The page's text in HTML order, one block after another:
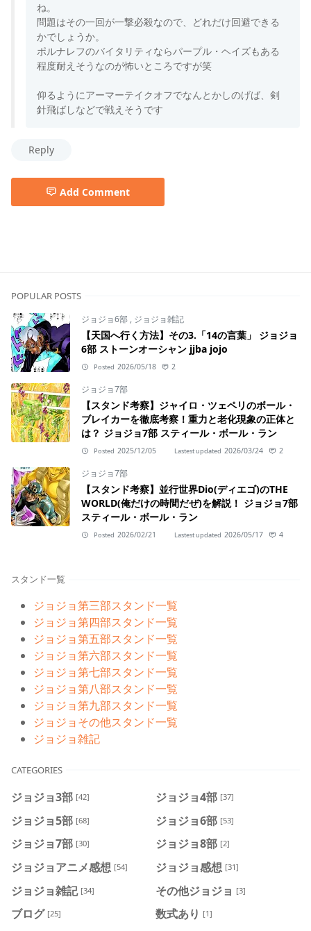
ね。
問題はその一回が一撃必殺なので、どれだけ回避できる
かでしょうか。
ポルナレフのバイタリティならパープル・ヘイズもある
程度耐えそうなのが怖いところですが笑
仰るようにアーマーテイクオフでなんとかしのげば、剣
針飛ばしなどで戦えそうです
Reply
Add Comment
POPULAR POSTS
ジョジョ6部 , ジョジョ雑記
【天国へ行く方法】その3.「14の言葉」 ジョジョ
6部 ストーンオーシャン jjba jojo
Posted 2026/05/18 2
ジョジョ7部
【スタンド考察】ジャイロ・ツェペリのボール・
ブレイカーを徹底考察！重力と老化現象の正体と
は？ ジョジョ7部 スティール・ボール・ラン
Posted 2025/12/05 Lastest updated 2026/03/24 2
ジョジョ7部
【スタンド考察】並行世界Dio(ディエゴ)のTHE
WORLD(俺だけの時間だぜ)を解説！ ジョジョ7部
スティール・ボール・ラン
Posted 2026/02/21 Lastest updated 2026/05/17 4
スタンド一覧
ジョジョ第三部スタンド一覧
ジョジョ第四部スタンド一覧
ジョジョ第五部スタンド一覧
ジョジョ第六部スタンド一覧
ジョジョ第七部スタンド一覧
ジョジョ第八部スタンド一覧
ジョジョ第九部スタンド一覧
ジョジョその他スタンド一覧
ジョジョ雑記
CATEGORIES
ジョジョ3部 [42] ジョジョ4部 [37]
ジョジョ5部 [68] ジョジョ6部 [53]
ジョジョ7部 [30] ジョジョ8部 [2]
ジョジョアニメ感想 [54] ジョジョ感想 [31]
ジョジョ雑記 [34] その他ジョジョ [3]
ブログ [25] 数式あり [1]